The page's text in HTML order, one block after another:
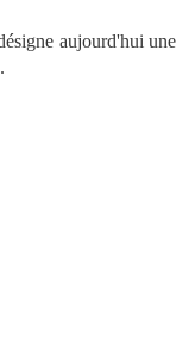
aujourd'hui une